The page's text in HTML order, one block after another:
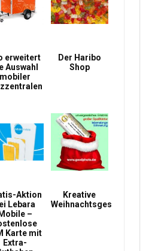
erweitert
Auswahl
mobiler
Der Haribo
Shop
Aktion
Lebara
Mobile –
Karte mit
Extra-
Kreative
Weihnachtsgeschenke